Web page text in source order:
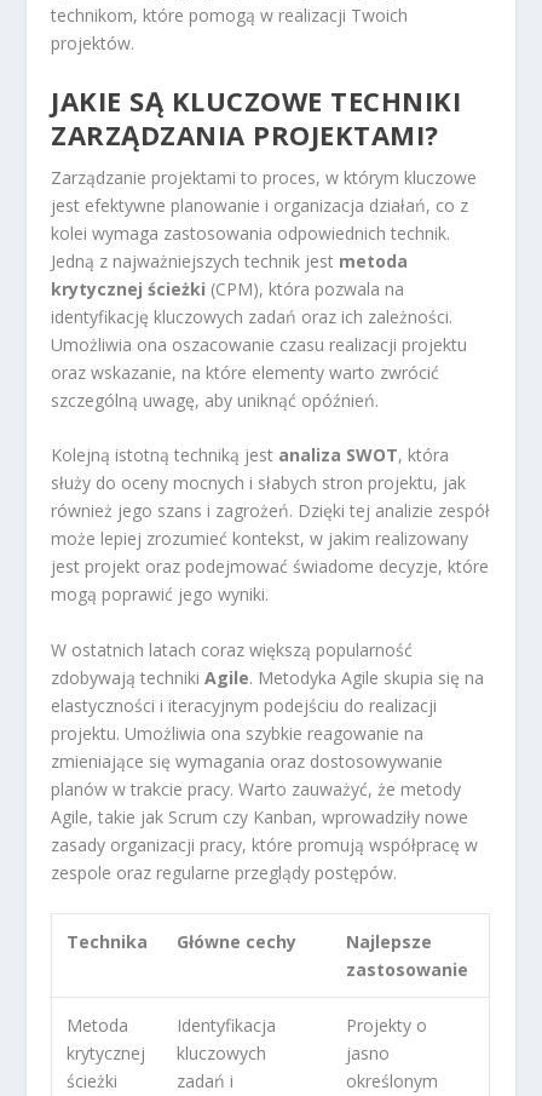
technikom, które pomogą w realizacji Twoich
projektów.
JAKIE SĄ KLUCZOWE TECHNIKI
ZARZĄDZANIA PROJEKTAMI?
Zarządzanie projektami to proces, w którym kluczowe
jest efektywne planowanie i organizacja działań, co z
kolei wymaga zastosowania odpowiednich technik.
Jedną z najważniejszych technik jest metoda
krytycznej ścieżki (CPM), która pozwala na
identyfikację kluczowych zadań oraz ich zależności.
Umożliwia ona oszacowanie czasu realizacji projektu
oraz wskazanie, na które elementy warto zwrócić
szczególną uwagę, aby uniknąć opóźnień.
Kolejną istotną techniką jest analiza SWOT, która
służy do oceny mocnych i słabych stron projektu, jak
również jego szans i zagrożeń. Dzięki tej analizie zespół
może lepiej zrozumieć kontekst, w jakim realizowany
jest projekt oraz podejmować świadome decyzje, które
mogą poprawić jego wyniki.
W ostatnich latach coraz większą popularność
zdobywają technikiAgile. Metodyka Agile skupia się na
elastyczności i iteracyjnym podejściu do realizacji
projektu. Umożliwia ona szybkie reagowanie na
zmieniające się wymagania oraz dostosowywanie
planów w trakcie pracy. Warto zauważyć, że metody
Agile, takie jak Scrum czy Kanban, wprowadziły nowe
zasady organizacji pracy, które promują współpracę w
zespole oraz regularne przeglądy postępów.
Technika Główne cechy
Najlepsze
zastosowanie
Metoda
krytycznej
ścieżki
Identyfikacja
kluczowych
zadań i
Projekty o
jasno
określonym